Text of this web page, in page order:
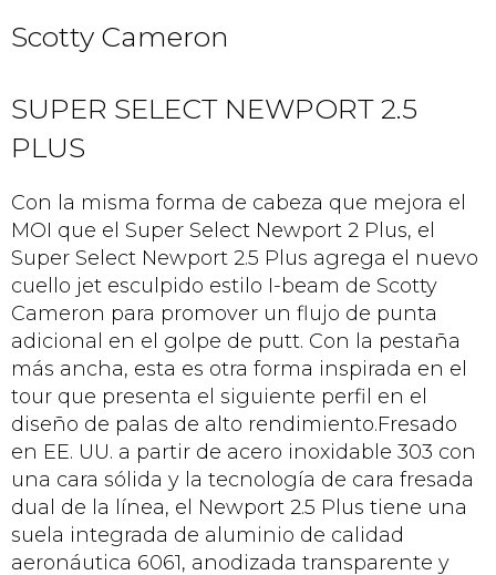
Scotty Cameron
SUPER SELECT NEWPORT 2.5
PLUS
Con la misma forma de cabeza que mejora el
MOI que el Super Select Newport 2 Plus, el
Super Select Newport 2.5 Plus agrega el nuevo
cuello jet esculpido estilo I-beam de Scotty
Cameron para promover un flujo de punta
adicional en el golpe de putt. Con la pestaña
más ancha, esta es otra forma inspirada en el
tour que presenta el siguiente perfil en el
diseño de palas de alto rendimiento.Fresado
en EE. UU. a partir de acero inoxidable 303 con
una cara sólida y la tecnología de cara fresada
dual de la línea, el Newport 2.5 Plus tiene una
suela integrada de aluminio de calidad
aeronáutica 6061, anodizada transparente y